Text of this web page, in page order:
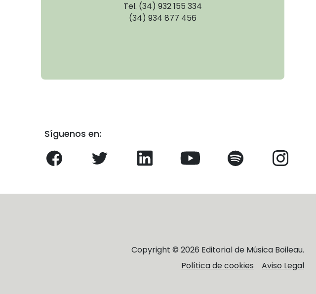
Tel. (34) 932 155 334
(34) 934 877 456
Síguenos en:
Copyright © 2026 Editorial de Música Boileau.
Política de cookies
Aviso Legal